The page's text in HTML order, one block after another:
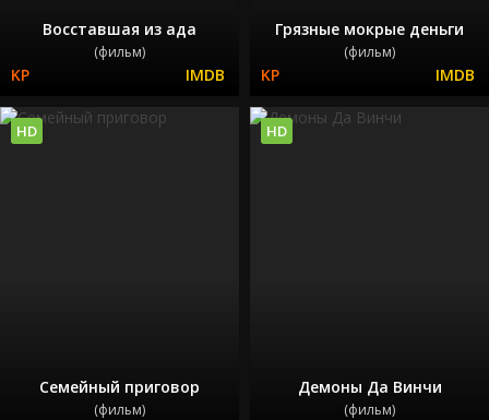
Восставшая из ада
(фильм)
Грязные мокрые деньги
(фильм)
Семейный приговор
(фильм)
HD
Демоны Да Винчи
(фильм)
HD